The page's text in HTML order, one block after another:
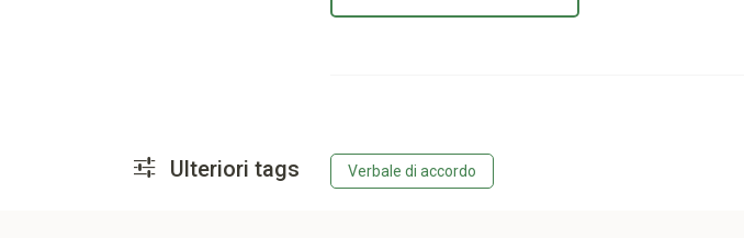
Ulteriori tags Verbale di accordo